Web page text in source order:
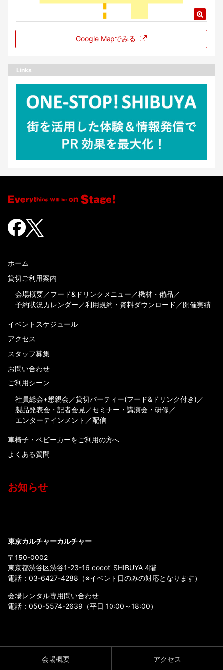
Google Mapでみる
Links
ホーム
貸切ご利用案内
会場概要
フード&ドリンクメニュー
機材・備品
予約状況カレンダー
利用規約・資料ダウンロード 開催実績
イベントスケジュール
アクセス
スタッフ募集
お問い合わせ
ご利用シーン
社員総会+懇親会
貸切パーティー(フード&ドリンク付き)
製品発表会・記者会見
セミナー・講演会・研修
エンターテインメント
配信
車椅子・ベビーカーをご利用の方へ
よくある質問
お知らせ
東京カルチャーカルチャー
〒150-0002
東京都渋谷区渋谷1-23-16 cocoti SHIBUYA 4階
電話： 03-6427-4288 （※イベント日のみの対応となります）
会場レンタル専用問い合わせ
電話： 050-5574-2639 （平日 10:00～18:00）
会場概要 アクセス